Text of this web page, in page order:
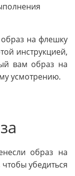
образ на флешку
инструкцией,
вам образ на
усмотрению.
образ на
убедиться